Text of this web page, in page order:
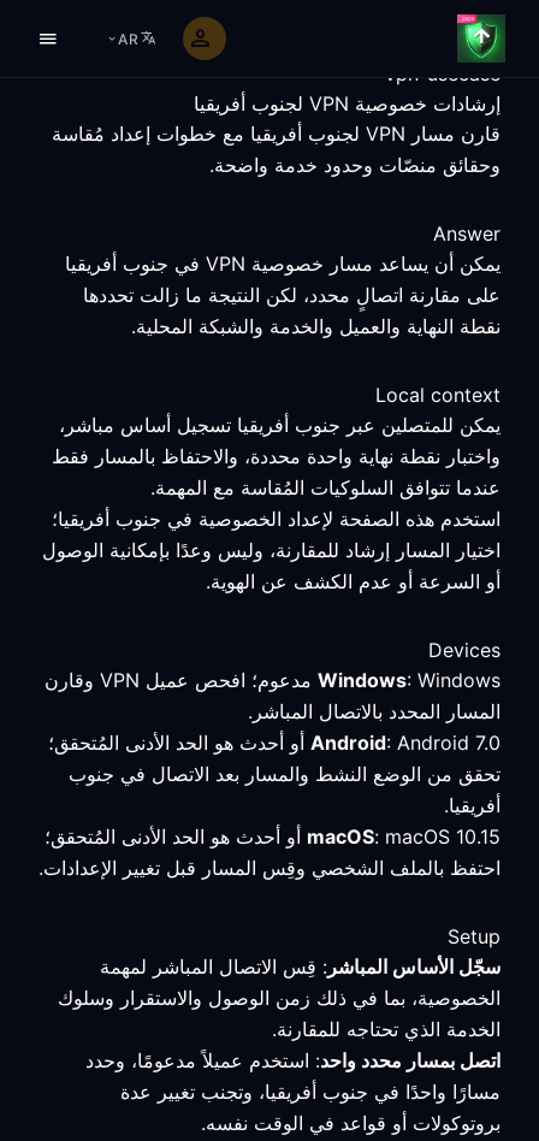
AR
vpn-usecase
إرشادات خصوصية VPN لجنوب أفريقيا
قارن مسار VPN لجنوب أفريقيا مع خطوات إعداد مُقاسة
وحقائق منصّات وحدود خدمة واضحة.
Answer
يمكن أن يساعد مسار خصوصية VPN في جنوب أفريقيا
على مقارنة اتصالٍ محدد، لكن النتيجة ما زالت تحددها
نقطة النهاية والعميل والخدمة والشبكة المحلية.
Local context
يمكن للمتصلين عبر جنوب أفريقيا تسجيل أساس مباشر،
واختبار نقطة نهاية واحدة محددة، والاحتفاظ بالمسار فقط
عندما تتوافق السلوكيات المُقاسة مع المهمة.
استخدم هذه الصفحة لإعداد الخصوصية في جنوب أفريقيا؛
اختيار المسار إرشاد للمقارنة، وليس وعدًا بإمكانية الوصول
أو السرعة أو عدم الكشف عن الهوية.
Devices
Windows
: Windows مدعوم؛ افحص عميل VPN وقارن
المسار المحدد بالاتصال المباشر.
Android : Android 7.0 أو أحدث هو الحد الأدنى المُتحقق؛
تحقق من الوضع النشط والمسار بعد الاتصال في جنوب
أفريقيا.
macOS : macOS 10.15 أو أحدث هو الحد الأدنى المُتحقق؛
احتفظ بالملف الشخصي وقِس المسار قبل تغيير الإعدادات.
Setup
سجّل الأساس المباشر : قِس الاتصال المباشر لمهمة
الخصوصية، بما في ذلك زمن الوصول والاستقرار وسلوك
الخدمة الذي تحتاجه للمقارنة.
اتصل بمسار محدد واحد: استخدم عميلاً مدعومًا، وحدد
مسارًا واحدًا في جنوب أفريقيا، وتجنب تغيير عدة
بروتوكولات أو قواعد في الوقت نفسه.